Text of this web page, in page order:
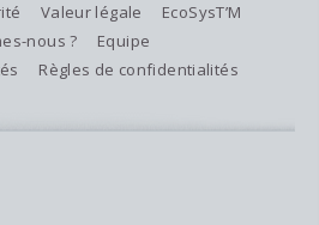
Valeur légale
EcoSysT’M
nous ?
Equipe
Règles de confidentialités